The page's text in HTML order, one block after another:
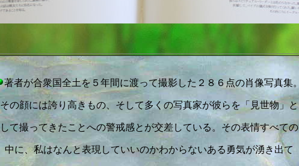
著者が合衆国全土を５年間に渡って撮影した２８６点の肖像写真集。
その顔には誇り高きもの、そして多くの写真家が彼らを「見世物」と
して撮ってきたことへの警戒感とが交差している。その表情すべての
中に、私はなんと表現していいのかわからないある勇気が湧き出て